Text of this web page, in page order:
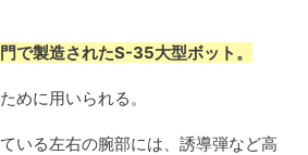
で製造されたS-35大型ボット。
めに用いられる。
いる左右の腕部には、誘導弾など高